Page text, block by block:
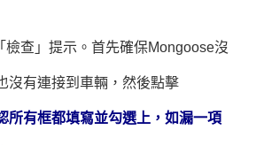
檢查」提示。首先確保Mongoose沒
沒有連接到車輛，然後點擊
所有框都填寫並勾選上，如漏一項